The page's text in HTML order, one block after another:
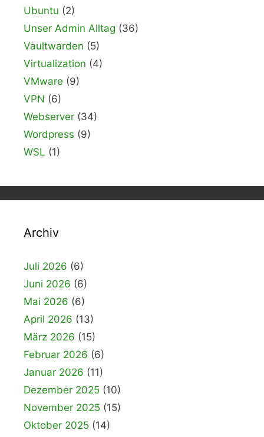
Ubuntu (2)
Unser Admin Alltag (36)
Vaultwarden (5)
Virtualization (4)
VMware (9)
VPN (6)
Webserver (34)
Wordpress (9)
WSL (1)
Archiv
Juli 2026 (6)
Juni 2026 (6)
Mai 2026 (6)
April 2026 (13)
März 2026 (15)
Februar 2026 (6)
Januar 2026 (11)
Dezember 2025 (10)
November 2025 (15)
Oktober 2025 (14)